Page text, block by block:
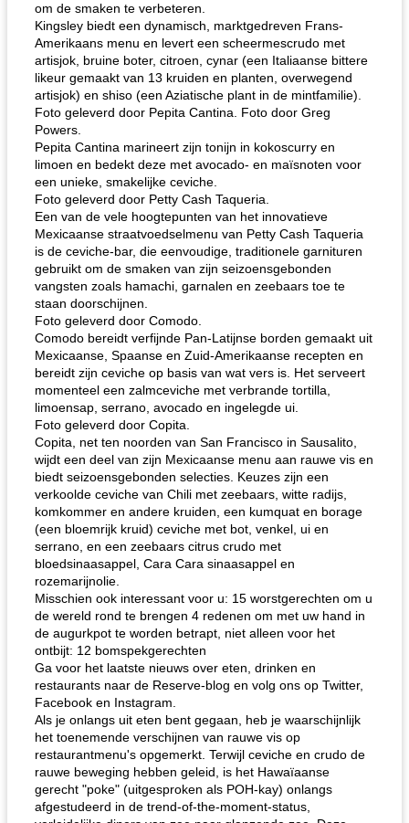
om de smaken te verbeteren.
Kingsley biedt een dynamisch, marktgedreven Frans-
Amerikaans menu en levert een scheermescrudo met
artisjok, bruine boter, citroen, cynar (een Italiaanse bittere
likeur gemaakt van 13 kruiden en planten, overwegend
artisjok) en shiso (een Aziatische plant in de mintfamilie).
Foto geleverd door Pepita Cantina. Foto door Greg
Powers.
Pepita Cantina marineert zijn tonijn in kokoscurry en
limoen en bedekt deze met avocado- en maïsnoten voor
een unieke, smakelijke ceviche.
Foto geleverd door Petty Cash Taqueria.
Een van de vele hoogtepunten van het innovatieve
Mexicaanse straatvoedselmenu van Petty Cash Taqueria
is de ceviche-bar, die eenvoudige, traditionele garnituren
gebruikt om de smaken van zijn seizoensgebonden
vangsten zoals hamachi, garnalen en zeebaars toe te
staan doorschijnen.
Foto geleverd door Comodo.
Comodo bereidt verfijnde Pan-Latijnse borden gemaakt uit
Mexicaanse, Spaanse en Zuid-Amerikaanse recepten en
bereidt zijn ceviche op basis van wat vers is. Het serveert
momenteel een zalmceviche met verbrande tortilla,
limoensap, serrano, avocado en ingelegde ui.
Foto geleverd door Copita.
Copita, net ten noorden van San Francisco in Sausalito,
wijdt een deel van zijn Mexicaanse menu aan rauwe vis en
biedt seizoensgebonden selecties. Keuzes zijn een
verkoolde ceviche van Chili met zeebaars, witte radijs,
komkommer en andere kruiden, een kumquat en borage
(een bloemrijk kruid) ceviche met bot, venkel, ui en
serrano, en een zeebaars citrus crudo met
bloedsinaasappel, Cara Cara sinaasappel en
rozemarijnolie.
Misschien ook interessant voor u: 15 worstgerechten om u
de wereld rond te brengen 4 redenen om met uw hand in
de augurkpot te worden betrapt, niet alleen voor het
ontbijt: 12 bomspekgerechten
Ga voor het laatste nieuws over eten, drinken en
restaurants naar de Reserve-blog en volg ons op Twitter,
Facebook en Instagram.
Als je onlangs uit eten bent gegaan, heb je waarschijnlijk
het toenemende verschijnen van rauwe vis op
restaurantmenu's opgemerkt. Terwijl ceviche en crudo de
rauwe beweging hebben geleid, is het Hawaïaanse
gerecht "poke" (uitgesproken als POH-kay) onlangs
afgestudeerd in de trend-of-the-moment-status,